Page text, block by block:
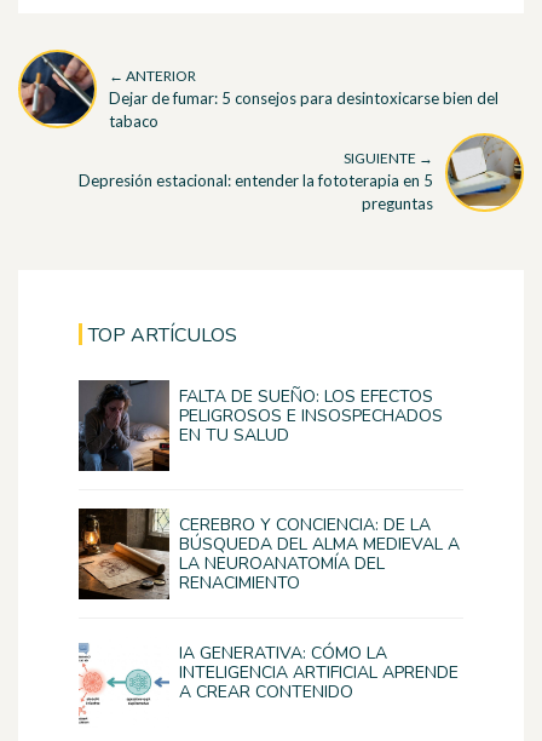
← ANTERIOR
Dejar de fumar: 5 consejos para desintoxicarse bien del
tabaco
SIGUIENTE →
Depresión estacional: entender la fototerapia en 5
preguntas
TOP ARTÍCULOS
FALTA DE SUEÑO: LOS EFECTOS
PELIGROSOS E INSOSPECHADOS
EN TU SALUD
CEREBRO Y CONCIENCIA: DE LA
BÚSQUEDA DEL ALMA MEDIEVAL A
LA NEUROANATOMÍA DEL
RENACIMIENTO
IA GENERATIVA: CÓMO LA
INTELIGENCIA ARTIFICIAL APRENDE
A CREAR CONTENIDO